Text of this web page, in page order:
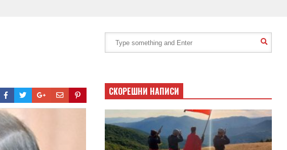
СКОРЕШНИ НАПИСИ